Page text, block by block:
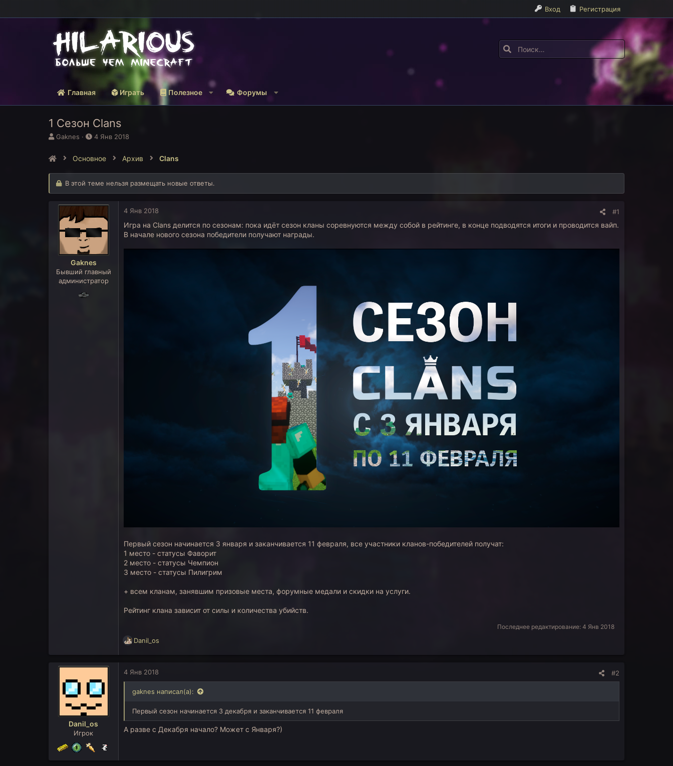
Вход Регистрация
Главная Играть Полезное Форумы
1 Сезон Clans
А
р
т
ы
Gaknes
Д
а
н
а
л
а
4 Янв 2018
Основное Архив Clans
В этой теме нельзя размещать новые ответы.
Gaknes
Бывший главный
администратор
4 Янв 2018 #1
Игра на Clans делится по сезонам: пока идёт сезон кланы соревнуются между собой в рейтинге, в конце подводятся итоги и проводится вайп.
В начале нового сезона победители получают награды.
Первый сезон начинается 3 января и заканчивается 11 февраля, все участники кланов-победителей получат:
1 место - статусы Фаворит
2 место - статусы Чемпион
3 место - статусы Пилигрим
+ всем кланам, занявшим призовые места, форумные медали и скидки на услуги.
Рейтинг клана зависит от силы и количества убийств.
Последнее редактирование: 4 Янв 2018
Р
ц
и
Danil_os
Danil_os
Игрок
4 Янв 2018 #2
gaknes написал(а):
Первый сезон начинается 3 декабря и заканчивается 11 февраля
А разве с Декабря начало? Может с Января?)